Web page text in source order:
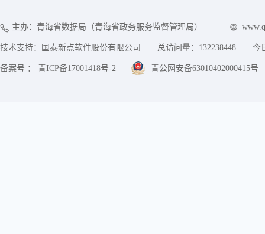
主办：青海省数据局（青海省政务服务监督管理局）
技术支持：国泰新点软件股份有限公司 总访问量： 132238448 今
备案号 ： 青ICP备17001418号-2 青公网安备63010402000415号